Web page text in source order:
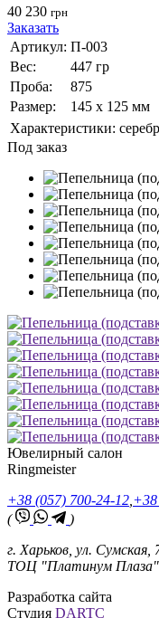
40 230 грн
Заказать
Артикул: П-003
Вес:
447 гр
Проба:
875
Размер:
145 х 125 мм
Характеристики:
Под заказ
Ювелирный салон
Ringmeister
+38 (057) 700-24-12,+38
(
)
г. Харьков, ул. Сумская,
ТОЦ "Платинум Плаза"
Разработка сайта
Студия DARTC